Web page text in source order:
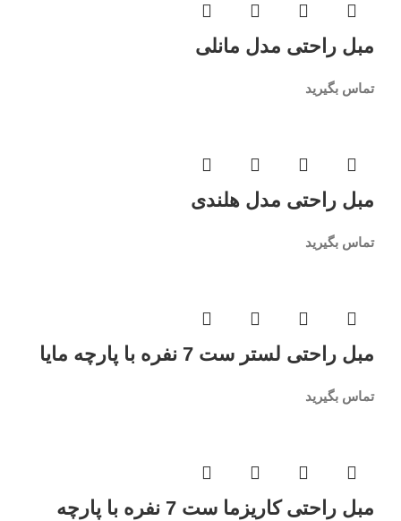
مبل راحتی مدل مانلی
تماس بگیرید
مبل راحتی مدل هلندی
تماس بگیرید
مبل راحتی لستر ست 7 نفره با پارچه مایا
تماس بگیرید
مبل راحتی کاریزما ست 7 نفره با پارچه